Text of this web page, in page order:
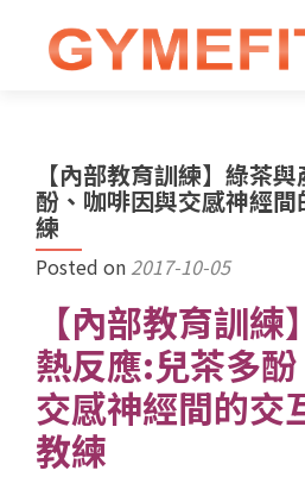
【內部教育訓練】綠茶
酚、咖啡因與交感神經
練
Posted on 2017-10-05
【內部教育訓
熱反應:兒茶多
交感神經間的交
教練